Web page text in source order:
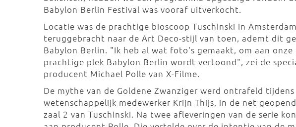
Babylon Berlin Festival was vooraf uitverkocht.
Locatie was de prachtige bioscoop Tuschinski in
teruggebracht naar de Art Deco-stijl van toen, ademt dit
Babylon Berlin. "Ik heb al wat foto's gemaakt, om aan
prachtige plek Babylon Berlin wordt vertoond", zei de
producent Michael Polle van X-Filme.
De mythe van de Goldene Zwanziger werd ontrafeld
wetenschappelijk medewerker Krijn Thijs, in de net
zaal 2 van Tuschinski. Na twee afleveringen van de serie